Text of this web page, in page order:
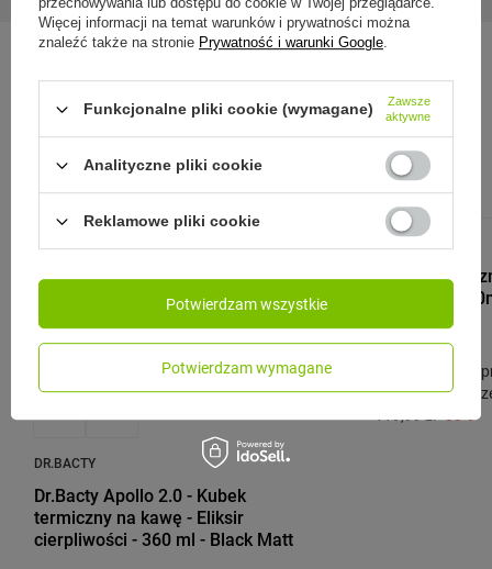
Zobacz również:
PRZECENA
DR.BACTY
Dr.Bacty Apollo 2.0 - Kubek
termiczny na kawę - Eliksir
cierpliwości - 360 ml - Black Matt
PROMOCJA
Kubek
Huron 2.0
79,99 zł /
Najniższa cena
przed
119,99 zł-33%
Więcej informacji na temat warunków i prywatności można
znaleźć także na stronie Prywatność i warunki Google.
Funkcjonalne pliki cookie (wymagane)
Zawsze
aktywne
Analityczne pliki cookie
Reklamowe pliki cookie
Potwierdzam wymagane
Potwierdzam wszystkie